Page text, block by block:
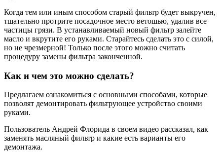
Когда тем или иным способом старый фильтр будет выкручен,
тщательно протрите посадочное место ветошью, удалив все
частицы грязи. В устанавливаемый новый фильтр залейте
масло и вкрутите его руками. Старайтесь сделать это с силой,
но не чрезмерной! Только после этого можно считать
процедуру замены фильтра законченной.
Как и чем это можно сделать?
Предлагаем ознакомиться с основными способами, которые
позволят демонтировать фильтрующее устройство своими
руками.
Пользователь Андрей Флорида в своем видео рассказал, как
заменять масляный фильтр и какие есть варианты его
демонтажа.